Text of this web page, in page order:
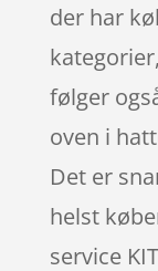
der har
følger
oven i
Det er
helst
service